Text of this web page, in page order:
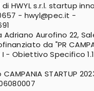
HWYL s.r.l. startup
- hwyl@pec.it -
Aurofino 22,
da "PR
I - Obiettivo Specifico
STARTUP